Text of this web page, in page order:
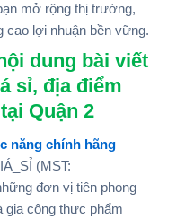
mở rộng thị trường,
cao lợi nhuận bền vững.
dung bài viết
sỉ, địa điểm
Quận 2
năng chính hãng
(MST:
đơn vị tiên phong
gia công thực phẩm